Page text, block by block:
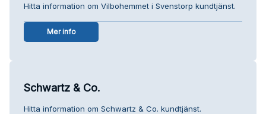
Hitta information om Vilbohemmet i Svenstorp kundtjänst.
Mer info
Schwartz & Co.
Hitta information om Schwartz & Co. kundtjänst.